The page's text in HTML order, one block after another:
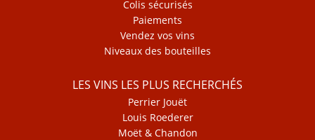
Colis sécurisés
Paiements
Vendez vos vins
Niveaux des bouteilles
LES VINS LES PLUS RECHERCHÉS
Perrier Jouët
Louis Roederer
Moët & Chandon